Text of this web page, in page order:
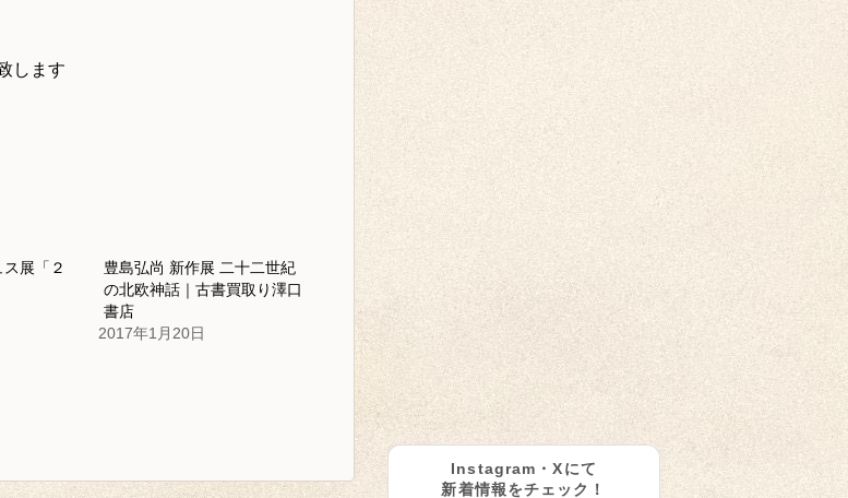
します
展「２
豊島弘尚 新作展 二十二世紀
の北欧神話｜古書買取り澤口
書店
2017年1月20日
Instagram・Xにて
新着情報をチェック！